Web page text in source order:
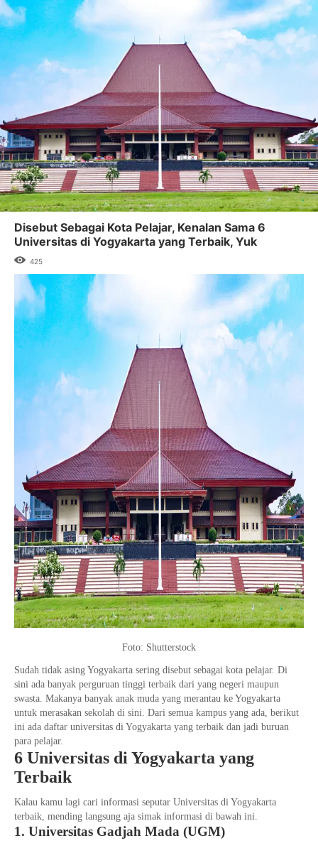
Disebut Sebagai Kota Pelajar, Kenalan Sama 6
Universitas di Yogyakarta yang Terbaik, Yuk
425
Foto: Shutterstock
Sudah tidak asing Yogyakarta sering disebut sebagai kota pelajar. Di
sini ada banyak perguruan tinggi terbaik dari yang negeri maupun
swasta. Makanya banyak anak muda yang merantau ke Yogyakarta
untuk merasakan sekolah di sini. Dari semua kampus yang ada, berikut
ini ada daftar universitas di Yogyakarta yang terbaik dan jadi buruan
para pelajar.
6 Universitas di Yogyakarta yang
Terbaik
Kalau kamu lagi cari informasi seputar Universitas di Yogyakarta
terbaik, mending langsung aja simak informasi di bawah ini.
1. Universitas Gadjah Mada (UGM)